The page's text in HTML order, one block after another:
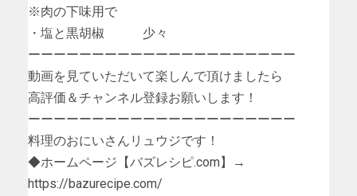
※肉の下味用で
・塩と黒胡椒 少々
ーーーーーーーーーーーーーーーーーーーーー
動画を見ていただいて楽しんで頂けましたら
高評価＆チャンネル登録お願いします！
ーーーーーーーーーーーーーーーーーーーーー
料理のおにいさんリュウジです！
◆ホームページ【バズレシピ.com】→
https://bazurecipe.com/